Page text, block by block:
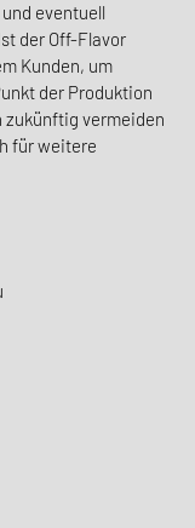
eventuell
der Off-Flavor
Kunden, um
der Produktion
zukünftig vermeiden
für weitere